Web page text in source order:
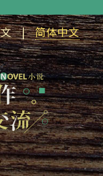
| 简体中文